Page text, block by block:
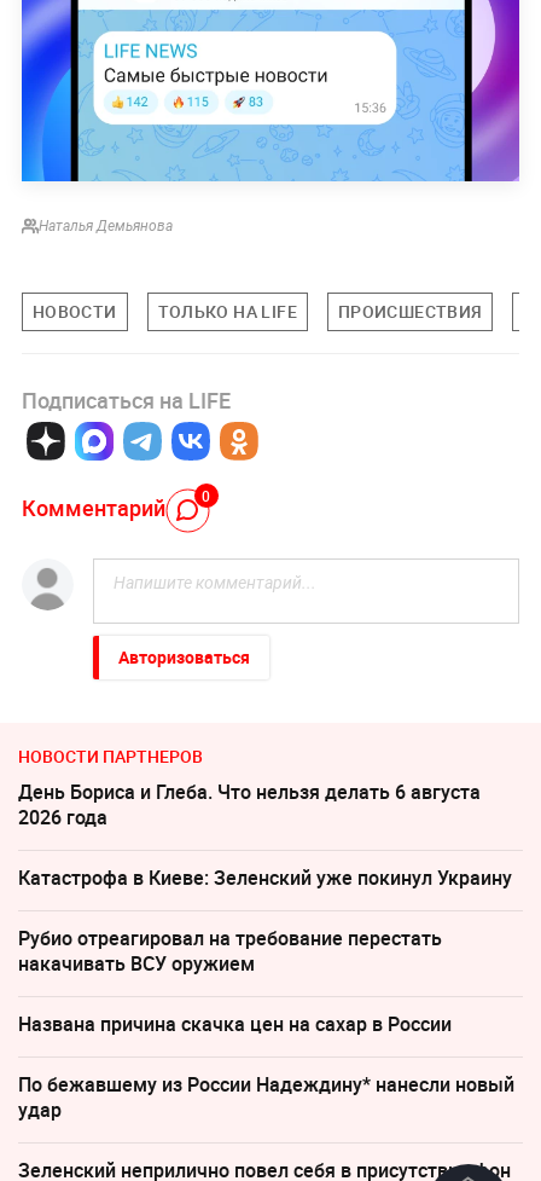
Наталья Демьянова
НОВОСТИ ТОЛЬКО НА LIFE ПРОИСШЕСТВИЯ
Подписаться на LIFE
Комментарий 0
Авторизоваться
НОВОСТИ ПАРТНЕРОВ
День Бориса и Глеба. Что нельзя делать 6 августа
2026 года
Катастрофа в Киеве: Зеленский уже покинул Украину
Рубио отреагировал на требование перестать
накачивать ВСУ оружием
Названа причина скачка цен на сахар в России
По бежавшему из России Надеждину* нанесли новый
удар
Зеленский неприлично повел cебя в присутствии фон